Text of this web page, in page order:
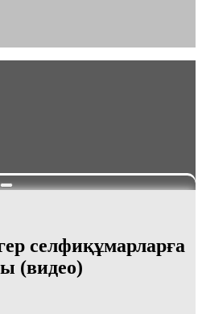
селфиқұмарларға
(видео)